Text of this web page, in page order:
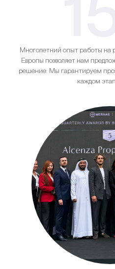
Многолетний опыт работы
Европы позволяет нам
решение. Мы гарантируем
каждом